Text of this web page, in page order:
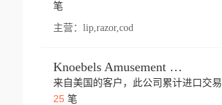
笔
主营： lip,razor,cod
Knoebels Amusement Resort
来自美国的客户，此公司累计进口交易
25笔